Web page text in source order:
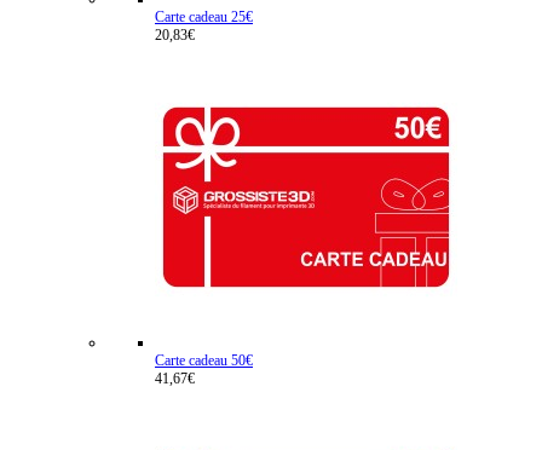
Carte cadeau 25€
20,83€
Carte cadeau 50€
41,67€